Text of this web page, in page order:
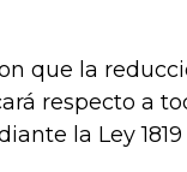
que la
respecto a
la Ley 1819